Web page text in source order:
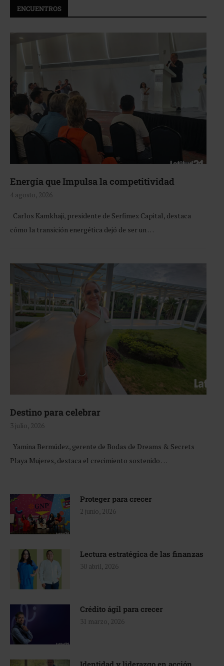
ENCUENTROS
Energía que Impulsa la competitividad
4 agosto, 2026
Carlos Kamkhaji, presidente de Serfimex Capital, destaca
cómo la transición energética dejó de ser un …
Destino para celebrar
3 julio, 2026
Yamina Bermúdez, gerente de Bodas de Dreams & Secrets
Playa Mujeres, destaca el crecimiento sostenido …
Proteger para crecer
2 junio, 2026
Lectura estratégica de las finanzas
30 abril, 2026
Crédito ágil para crecer
31 marzo, 2026